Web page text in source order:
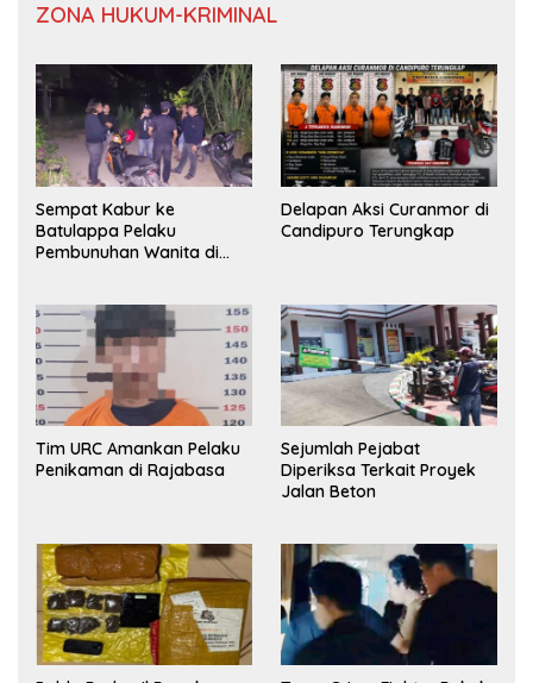
ZONA HUKUM-KRIMINAL
Sempat Kabur ke
Batulappa Pelaku
Pembunuhan Wanita di
Delapan Aksi Curanmor di
Candipuro Terungkap
Tim URC Amankan Pelaku
Penikaman di Rajabasa
Sejumlah Pejabat
Diperiksa Terkait Proyek
Jalan Beton